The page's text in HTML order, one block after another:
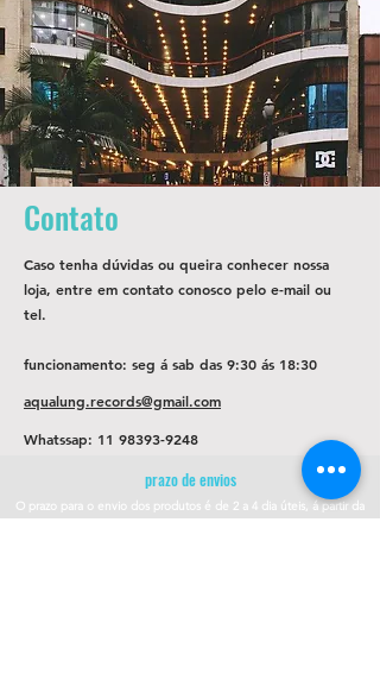
Contato
Caso tenha dúvidas ou queira conhecer nossa
loja, entre em contato conosco pelo e-mail ou
tel.
funcionamento: seg á sab das 9:30 ás 18:30
aqualung.records@gmail.com
Whatssap: 11 98393-9248
prazo de envios
O prazo para o envio dos produtos é de 2 a 4 dia úteis, á partir da